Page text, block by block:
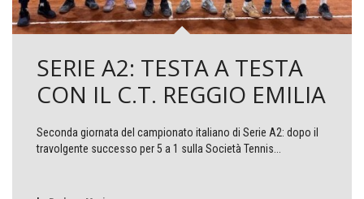
SERIE A2: TESTA A TESTA
CON IL C.T. REGGIO EMILIA
Seconda giornata del campionato italiano di Serie A2: dopo il
travolgente successo per 5 a 1 sulla Società Tennis...